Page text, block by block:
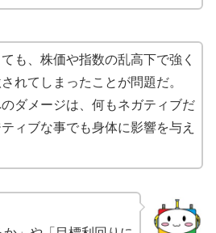
も、株価や指数の乱高下で強く
れてしまったことが問題だ。
のダメージは、何もネガティブだ
ィブな事でも身体に影響を与え